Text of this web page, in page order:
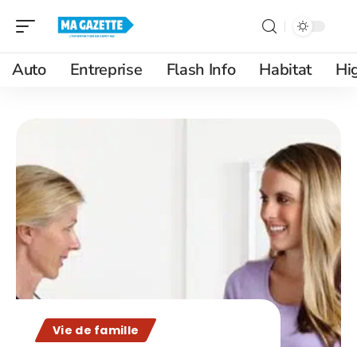
Auto Entreprise Flash Info Habitat
Vie de famille